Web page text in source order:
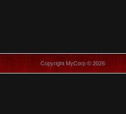
Copyright MyCorp © 2026